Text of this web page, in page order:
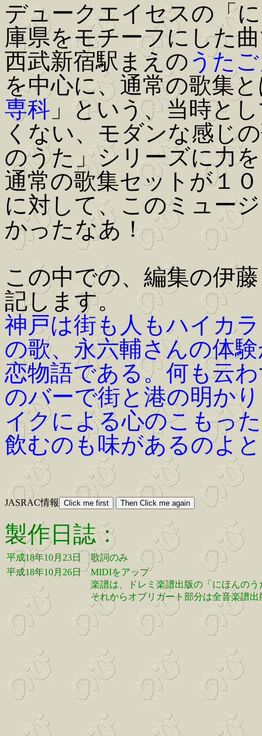
デュークエイセスの「
庫県をモチーフにした
西武新宿駅まえの うた
を中心に、通常の歌集
専科 」という、当時と
くない、モダンな感じ
のうた」シリーズに力
通常の歌集セットが１
に対して、このミュー
かったなあ！
この中での、編集の伊
記します。
神戸は街も人もハイカ
の歌、永六輔さんの体
恋物語である。何も云
のバーで街と港の明か
イクによる心のこもっ
飲むのも味があるのよ
JASRAC情報
製作日誌：
平成18年10月23日
歌詞のみ
平成18年10月26日
MIDIをアップ
楽譜は、ドレミ楽譜出版の「にほんのう
それからオブリガート部分は全音楽譜